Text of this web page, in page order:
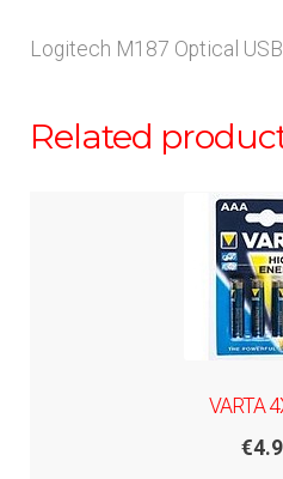
Logitech M187 Optical
Related
VARTA
€